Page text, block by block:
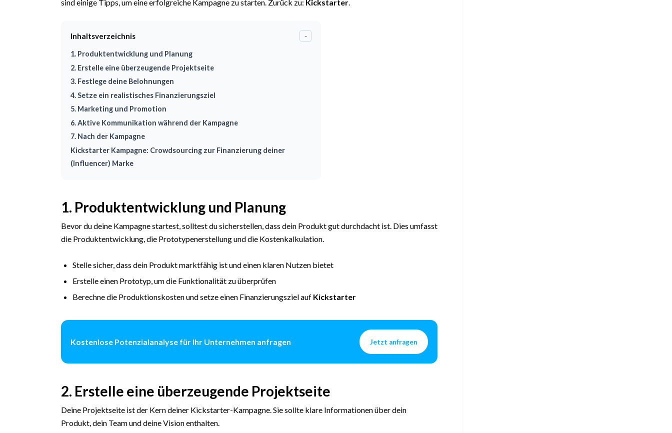
sind einige Tipps, um eine erfolgreiche Kampagne zu starten. Zurück zu: Kickstarter.
Inhaltsverzeichnis -
1. Produktentwicklung und Planung
2. Erstelle eine überzeugende Projektseite
3. Festlege deine Belohnungen
4. Setze ein realistisches Finanzierungsziel
5. Marketing und Promotion
6. Aktive Kommunikation während der Kampagne
7. Nach der Kampagne
Kickstarter Kampagne: Crowdsourcing zur Finanzierung deiner
(Influencer) Marke
1. Produktentwicklung und Planung
Bevor du deine Kampagne startest, solltest du sicherstellen, dass dein Produkt gut durchdacht ist. Dies umfasst
die Produktentwicklung, die Prototypenerstellung und die Kostenkalkulation.
Stelle sicher, dass dein Produkt marktfähig ist und einen klaren Nutzen bietet
Erstelle einen Prototyp, um die Funktionalität zu überprüfen
Berechne die Produktionskosten und setze einen Finanzierungsziel auf Kickstarter
Kostenlose Potenzialanalyse für Ihr Unternehmen anfragen Jetzt anfragen
2. Erstelle eine überzeugende Projektseite
Deine Projektseite ist der Kern deiner Kickstarter-Kampagne. Sie sollte klare Informationen über dein
Produkt, dein Team und deine Vision enthalten.